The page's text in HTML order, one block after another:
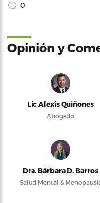
0
Opinión y
Lic Alexis Quiñones
Abogado
Dra. Bárbara D. Barros
Salud Mental &